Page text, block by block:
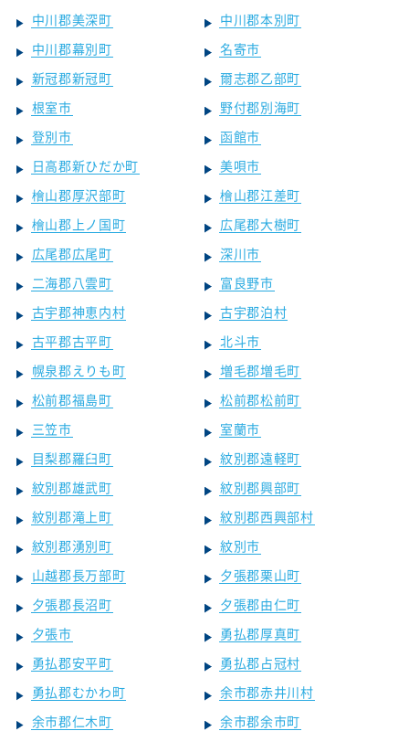
中川郡美深町
中川郡本別町
中川郡幕別町
名寄市
新冠郡新冠町
爾志郡乙部町
根室市
野付郡別海町
登別市
函館市
日高郡新ひだか町
美唄市
檜山郡厚沢部町
檜山郡江差町
檜山郡上ノ国町
広尾郡大樹町
広尾郡広尾町
深川市
二海郡八雲町
富良野市
古宇郡神恵内村
古宇郡泊村
古平郡古平町
北斗市
幌泉郡えりも町
増毛郡増毛町
松前郡福島町
松前郡松前町
三笠市
室蘭市
目梨郡羅臼町
紋別郡遠軽町
紋別郡雄武町
紋別郡興部町
紋別郡滝上町
紋別郡西興部村
紋別郡湧別町
紋別市
山越郡長万部町
夕張郡栗山町
夕張郡長沼町
夕張郡由仁町
夕張市
勇払郡厚真町
勇払郡安平町
勇払郡占冠村
勇払郡むかわ町
余市郡赤井川村
余市郡仁木町
余市郡余市町